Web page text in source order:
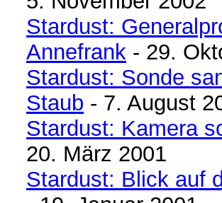
Stardust:
Annefrank - 29.
Stardust: Sonde
Staub - 7. August
Stardust: Kamera
20. März 2001
Stardust: Blick auf